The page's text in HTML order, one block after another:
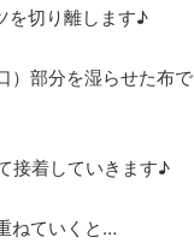
を切り離します♪
）部分を湿らせた布で
接着していきます♪
ねていくと…